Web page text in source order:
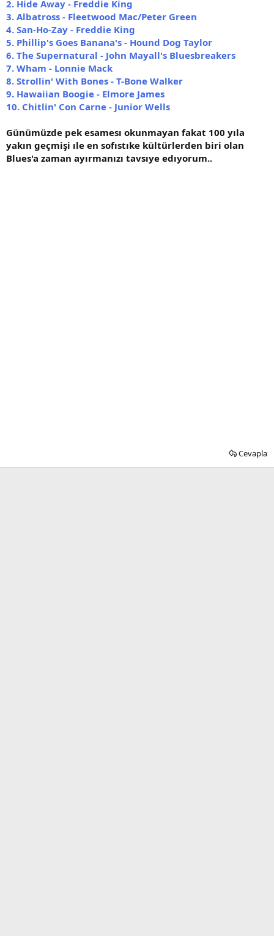
2. Hide Away - Freddie King
3. Albatross - Fleetwood Mac/Peter Green
4. San-Ho-Zay - Freddie King
5. Phillip's Goes Banana's - Hound Dog Taylor
6. The Supernatural - John Mayall's Bluesbreakers
7. Wham - Lonnie Mack
8. Strollin' With Bones - T-Bone Walker
9. Hawaiian Boogie - Elmore James
10. Chitlin' Con Carne - Junior Wells
Günümüzde pek esamesı okunmayan fakat 100 yıla
yakın geçmişi ıle en sofıstıke kültürlerden biri olan
Blues'a zaman ayırmanızı tavsıye edıyorum..
Cevapla